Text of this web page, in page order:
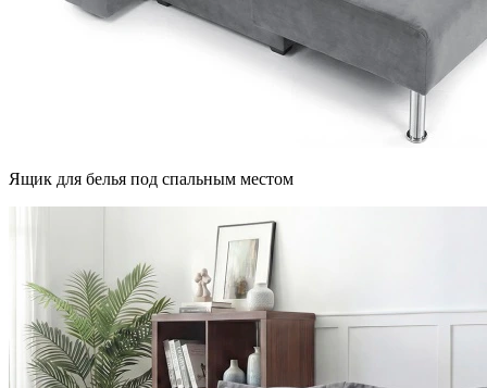
Ящик для белья под спальным местом